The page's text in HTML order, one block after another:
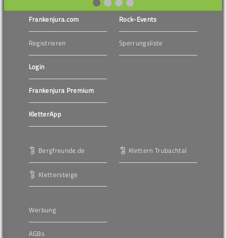
Frankenjura.com
Registrieren
Login
Frankenjura Premium
KletterApp
Rock-Events
Sperrungsliste
Bergfreunde.de
Klettersteige
Klettern Trubachtal
Werbung
AGBs